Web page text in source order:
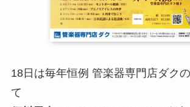
18日は毎年恒例 管楽器専門店ダク
て